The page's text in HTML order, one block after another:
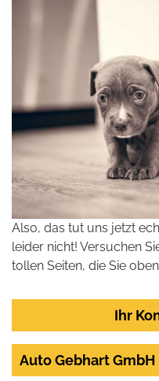
Also, das tut uns jetzt
leider nicht! Versuchen
tollen Seiten, die Sie
Ihr
Auto Gebhart GmbH